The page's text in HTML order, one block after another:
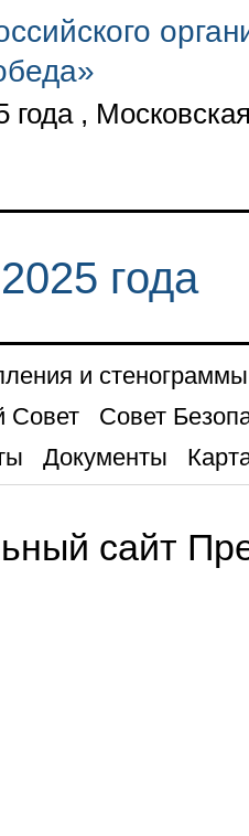
года ,
года
и стенограммы
Совет
Совет
Документы
сайт